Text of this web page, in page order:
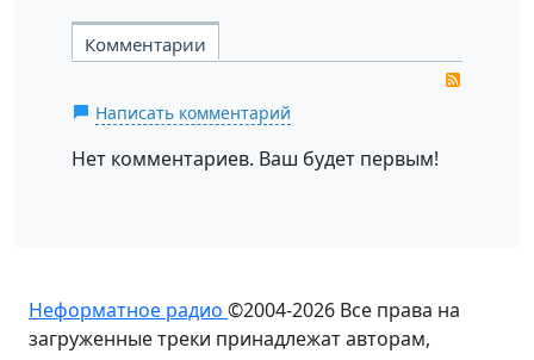
Комментарии
Написать комментарий
Нет комментариев. Ваш будет первым!
Неформатное радио ©2004-2026 Все права на
загруженные треки принадлежат авторам,